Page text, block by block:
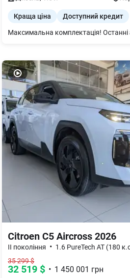
Краща ціна Доступний кредит
Максимальна комплектація! Останні
Citroen C5 Aircross 2026
II покоління • 1.6 PureTech AT (180
35 299$
32 519 $ • 1 450 001 грн